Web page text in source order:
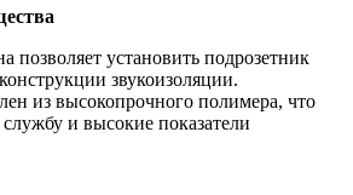
установить подрозетник
звукоизоляции.
из высокопрочного полимера, что
и высокие показатели